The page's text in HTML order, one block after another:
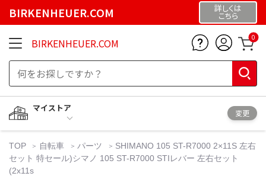
BIRKENHEUER.COM 詳しくは
こちら
BIRKENHEUER.COM 0
マイストア
変更
TOP 自転車 パーツ
SHIMANO 105 ST-R7000 2×11S 左右
セット 特セール)シマノ 105 ST-R7000 STIレバー 左右セット
(2x11s